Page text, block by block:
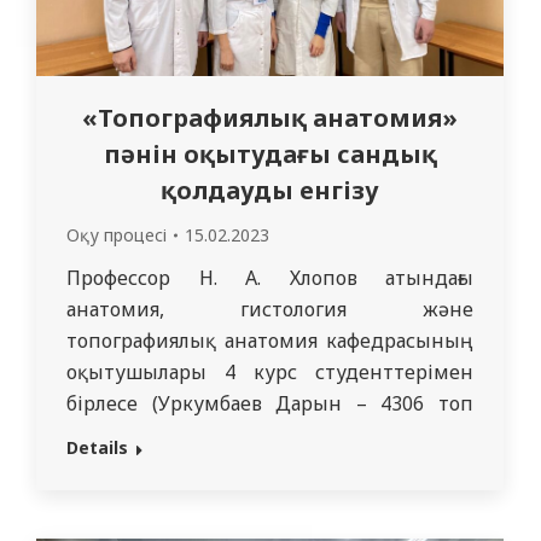
«Топографиялық анатомия»
пәнін оқытудағы сандық
қолдауды енгізу
Оқу процесі 15.02.2023
Профессор Н. А. Хлопов атындағы
анатомия, гистология және
топографиялық анатомия кафедрасының
оқытушылары 4 курс студенттерімен
бірлесе (Уркумбаев Дарын – 4306 топ
және Амешова Анэля – 4102 топ «Жалпы
Details